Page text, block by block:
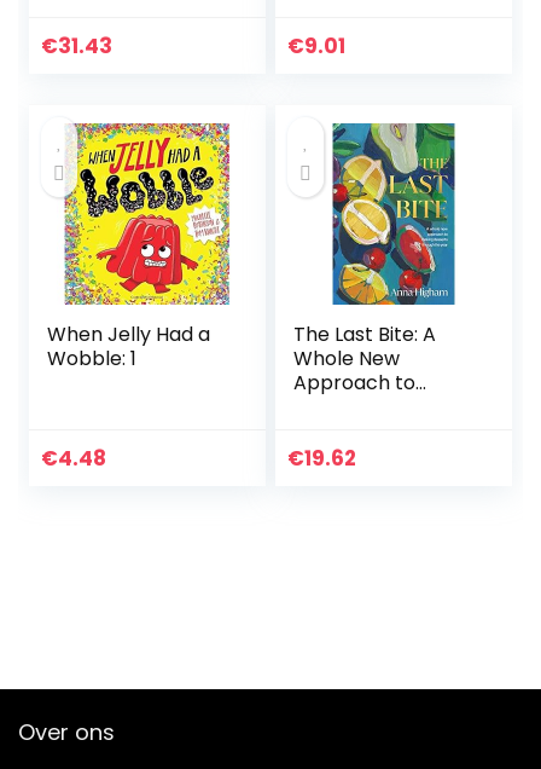
Smoothies, Soups,
€31.43
in the hit film ‘Fat,
€9.01
When Jelly Had a
Wobble: 1
€4.48
The Last Bite: A
Whole New
Approach to
€19.62
Over ons